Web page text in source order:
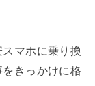
マホに乗り換
きっかけに格